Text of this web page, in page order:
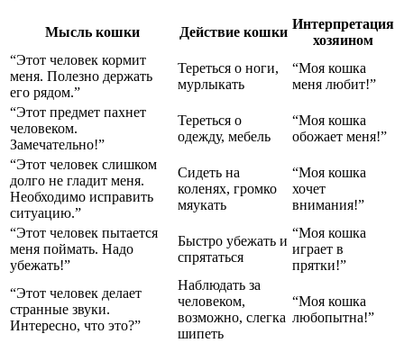
Мысль кошки Действие кошки
Интерпретация
хозяином
“Этот человек кормит
меня. Полезно держать
его рядом.”
Тереться о ноги,
мурлыкать
“Моя кошка
меня любит!”
“Этот предмет пахнет
человеком.
Замечательно!”
Тереться о
одежду, мебель
“Моя кошка
обожает меня!”
“Этот человек слишком
долго не гладит меня.
Необходимо исправить
ситуацию.”
Сидеть на
коленях, громко
мяукать
“Моя кошка
хочет
внимания!”
“Этот человек пытается
меня поймать. Надо
убежать!”
Быстро убежать и
спрятаться
“Моя кошка
играет в
прятки!”
“Этот человек делает
странные звуки.
Интересно, что это?”
Наблюдать за
человеком,
возможно, слегка
шипеть
“Моя кошка
любопытна!”